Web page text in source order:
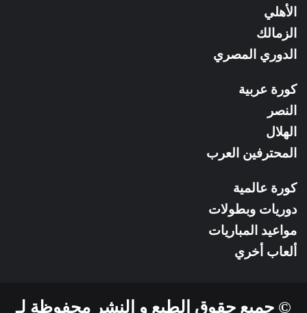
الأهلي
الزمالك
الدوري المصري
كورة عربية
النصر
الهلال
المحترفين العرب
كورة عالمية
دوريات وبطولات
مواعيد المباريات
ألعاب أخري
© جميع حقوق الطبع و النشر محفوظة لـ